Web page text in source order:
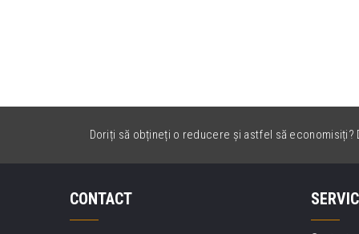
Doriți să obțineți o reducere și astfel să
CONTACT